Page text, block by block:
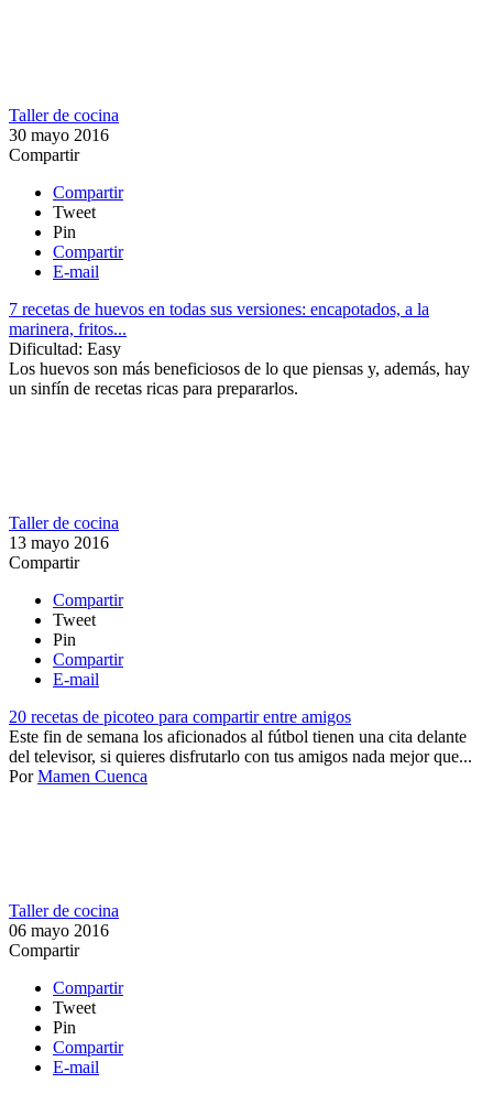
Taller de cocina
30 mayo 2016
Compartir
Compartir
Tweet
Pin
Compartir
E-mail
7 recetas de huevos en todas sus versiones: encapotados, a la
marinera, fritos...
Dificultad: Easy
Los huevos son más beneficiosos de lo que piensas y, además, hay
un sinfín de recetas ricas para prepararlos.
Taller de cocina
13 mayo 2016
Compartir
Compartir
Tweet
Pin
Compartir
E-mail
20 recetas de picoteo para compartir entre amigos
Este fin de semana los aficionados al fútbol tienen una cita delante
del televisor, si quieres disfrutarlo con tus amigos nada mejor que...
PorMamen Cuenca
Taller de cocina
06 mayo 2016
Compartir
Compartir
Tweet
Pin
Compartir
E-mail